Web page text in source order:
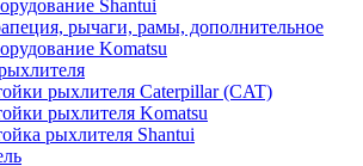
Shantui
рычаги, рамы, дополнительное
Komatsu
рыхлителя Caterpillar (CAT)
рыхлителя Komatsu
рыхлителя Shantui